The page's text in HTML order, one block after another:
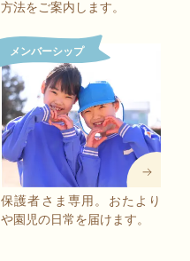
方法をご案内します。
メンバーシップ
保護者さま専用。おたより
や園児の日常を届けます。